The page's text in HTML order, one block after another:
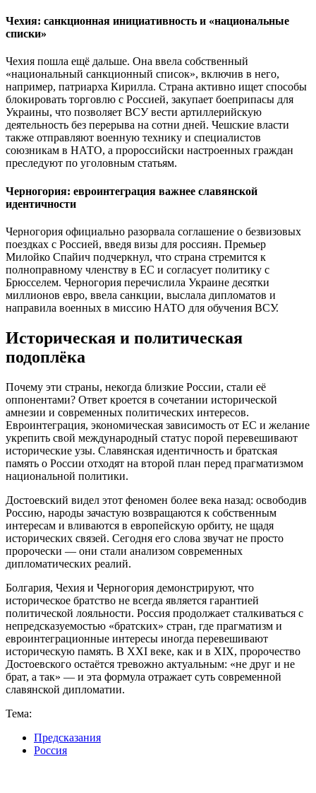
Чехия: санкционная инициативность и «национальные
списки»
Чехия пошла ещё дальше. Она ввела собственный
«национальный санкционный список», включив в него,
например, патриарха Кирилла. Страна активно ищет способы
блокировать торговлю с Россией, закупает боеприпасы для
Украины, что позволяет ВСУ вести артиллерийскую
деятельность без перерыва на сотни дней. Чешские власти
также отправляют военную технику и специалистов
союзникам в НАТО, а пророссийски настроенных граждан
преследуют по уголовным статьям.
Черногория: евроинтеграция важнее славянской
идентичности
Черногория официально разорвала соглашение о безвизовых
поездках с Россией, введя визы для россиян. Премьер
Милойко Спайич подчеркнул, что страна стремится к
полноправному членству в ЕС и согласует политику с
Брюсселем. Черногория перечислила Украине десятки
миллионов евро, ввела санкции, выслала дипломатов и
направила военных в миссию НАТО для обучения ВСУ.
Историческая и политическая
подоплёка
Почему эти страны, некогда близкие России, стали её
оппонентами? Ответ кроется в сочетании исторической
амнезии и современных политических интересов.
Евроинтеграция, экономическая зависимость от ЕС и желание
укрепить свой международный статус порой перевешивают
исторические узы. Славянская идентичность и братская
память о России отходят на второй план перед прагматизмом
национальной политики.
Достоевский видел этот феномен более века назад: освободив
Россию, народы зачастую возвращаются к собственным
интересам и вливаются в европейскую орбиту, не щадя
исторических связей. Сегодня его слова звучат не просто
пророчески — они стали анализом современных
дипломатических реалий.
Болгария, Чехия и Черногория демонстрируют, что
историческое братство не всегда является гарантией
политической лояльности. Россия продолжает сталкиваться с
непредсказуемостью «братских» стран, где прагматизм и
евроинтеграционные интересы иногда перевешивают
историческую память. В XXI веке, как и в XIX, пророчество
Достоевского остаётся тревожно актуальным: «не друг и не
брат, а так» — и эта формула отражает суть современной
славянской дипломатии.
Тема:
Предсказания
Россия